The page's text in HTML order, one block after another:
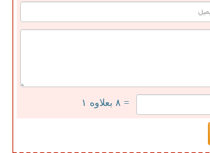
= ۸ بعلاوه ۱